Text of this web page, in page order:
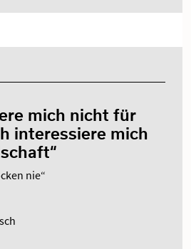
mich nicht für
interessiere mich
nie“